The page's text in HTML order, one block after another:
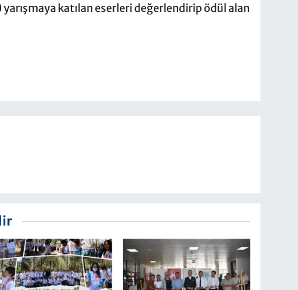
yarışmaya katılan eserleri değerlendirip ödül alan